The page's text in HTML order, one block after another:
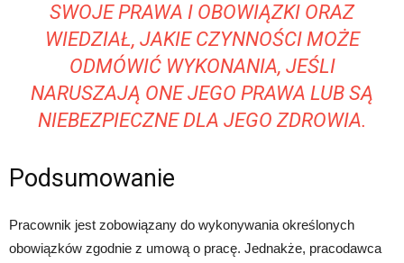
SWOJE PRAWA I OBOWIĄZKI ORAZ
WIEDZIAŁ, JAKIE CZYNNOŚCI MOŻE
ODMÓWIĆ WYKONANIA, JEŚLI
NARUSZAJĄ ONE JEGO PRAWA LUB SĄ
NIEBEZPIECZNE DLA JEGO ZDROWIA.
Podsumowanie
Pracownik jest zobowiązany do wykonywania określonych
obowiązków zgodnie z umową o pracę. Jednakże, pracodawca